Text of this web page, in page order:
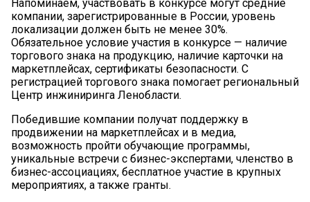
Напоминаем, участвовать в конкурсе могут средние
компании, зарегистрированные в России, уровень
локализации должен быть не менее 30%.
Обязательное условие участия в конкурсе — наличие
торгового знака на продукцию, наличие карточки на
маркетплейсах, сертификаты безопасности. С
регистрацией торгового знака помогает региональный
Центр инжиниринга Ленобласти.
Победившие компании получат поддержку в
продвижении на маркетплейсах и в медиа,
возможность пройти обучающие программы,
уникальные встречи с бизнес-экспертами, членство в
бизнес-ассоциациях, бесплатное участие в крупных
мероприятиях, а также гранты.